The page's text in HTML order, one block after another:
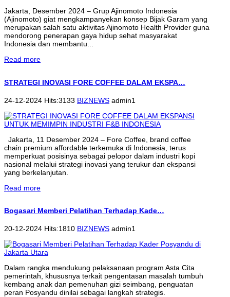
Jakarta, Desember 2024 – Grup Ajinomoto Indonesia
(Ajinomoto) giat mengkampanyekan konsep Bijak Garam yang
merupakan salah satu aktivitas Ajinomoto Health Provider guna
mendorong penerapan gaya hidup sehat masyarakat
Indonesia dan membantu...
Read more
STRATEGI INOVASI FORE COFFEE DALAM EKSPA…
24-12-2024 Hits:3133 BIZNEWS admin1
Jakarta, 11 Desember 2024 – Fore Coffee, brand coffee
chain premium affordable terkemuka di Indonesia, terus
memperkuat posisinya sebagai pelopor dalam industri kopi
nasional melalui strategi inovasi yang terukur dan ekspansi
yang berkelanjutan.
Read more
Bogasari Memberi Pelatihan Terhadap Kade…
20-12-2024 Hits:1810 BIZNEWS admin1
Dalam rangka mendukung pelaksanaan program Asta Cita
pemerintah, khususnya terkait pengentasan masalah tumbuh
kembang anak dan pemenuhan gizi seimbang, penguatan
peran Posyandu dinilai sebagai langkah strategis.